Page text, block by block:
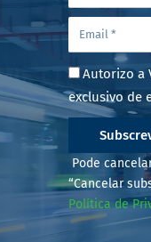
Autorizo a
exclusivo de
Pode
“Cancelar
Política de